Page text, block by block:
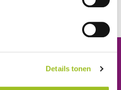
Details tonen
enige (voorafgaande)